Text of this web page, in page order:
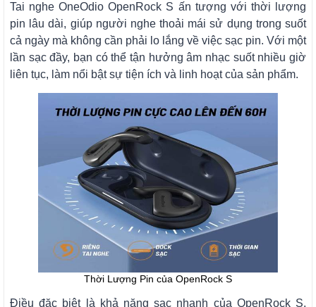
Tai nghe OneOdio OpenRock S ấn tượng với thời lượng
pin lâu dài, giúp người nghe thoải mái sử dụng trong suốt
cả ngày mà không cần phải lo lắng về việc sạc pin. Với một
lần sạc đầy, bạn có thể tận hưởng âm nhạc suốt nhiều giờ
liên tục, làm nổi bật sự tiện ích và linh hoạt của sản phẩm.
Thời Lượng Pin của OpenRock S
Điều đặc biệt là khả năng sạc nhanh của OpenRock S,